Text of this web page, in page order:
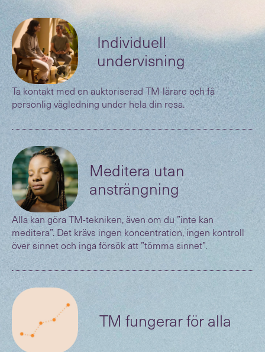
Individuell
undervisning
Ta kontakt med en auktoriserad TM-lärare och få
personlig vägledning under hela din resa.
()
Meditera utan
ansträngning
Alla kan göra TM-tekniken, även om du ”inte kan
meditera”. Det krävs ingen koncentration, ingen kontroll
över sinnet och inga försök att ”tömma sinnet”.
TM fungerar för alla